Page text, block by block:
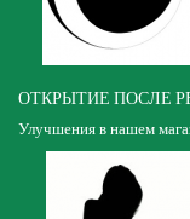
ОТКРЫТИЕ ПОСЛЕ
Улучшения в нашем